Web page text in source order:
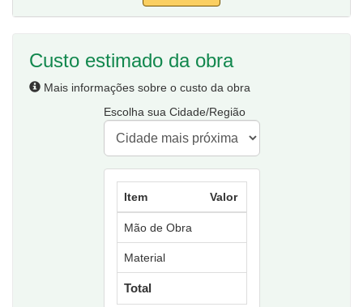
Custo estimado da obra
Mais informações sobre o custo da obra
Escolha sua Cidade/Região
Item Valor
Mão de Obra
Material
Total